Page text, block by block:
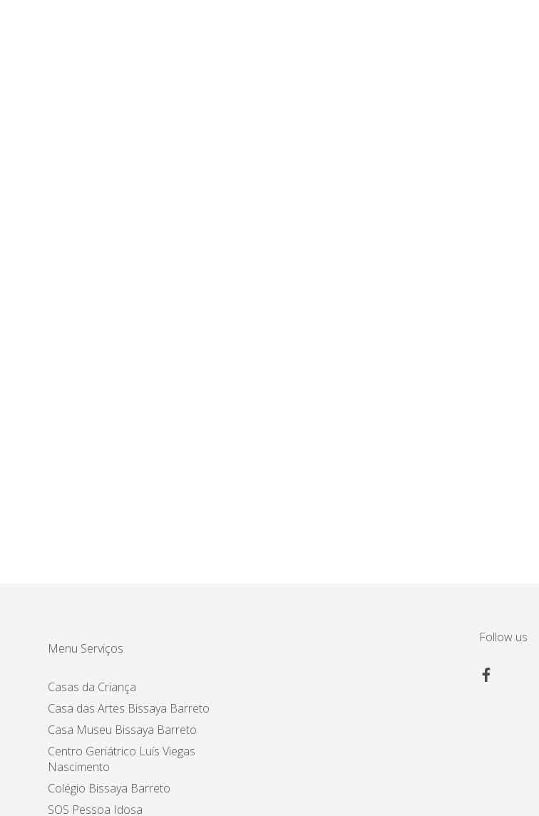
Menu Serviços
Casas da Criança
Casa das Artes Bissaya Barreto
Casa Museu Bissaya Barreto
Centro Geriátrico Luís Viegas
Nascimento
Colégio Bissaya Barreto
SOS Pessoa Idosa
Follow us